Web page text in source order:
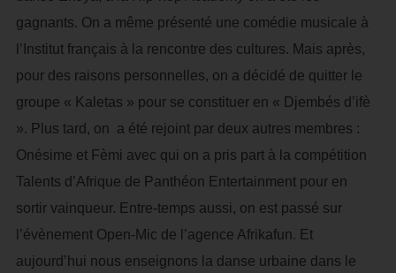
gagnants. On a même présenté une comédie musicale à
l’Institut français à la rencontre des cultures. Mais après,
pour des raisons personnelles, on a décidé de quitter le
groupe « Kaletas » pour se constituer en « Djembés d’ifè
». Plus tard, on a été rejoint par deux autres membres :
Onésime et Fèmi avec qui on a pris part à la compétition
Talents d’Afrique de Panthéon Entertainment pour en
sortir vainqueur. Entre-temps aussi, on est passé sur
l’évènement Open-Mic de l’agence Afrikafun. Et
aujourd’hui nous enseignons la danse urbaine dans le